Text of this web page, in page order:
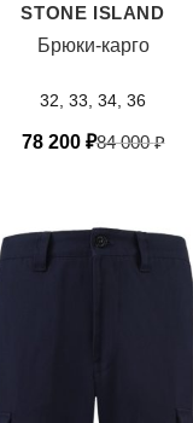
STONE ISLAND
Брюки-карго
32, 33, 34, 36
84 000₽
78 200 ₽